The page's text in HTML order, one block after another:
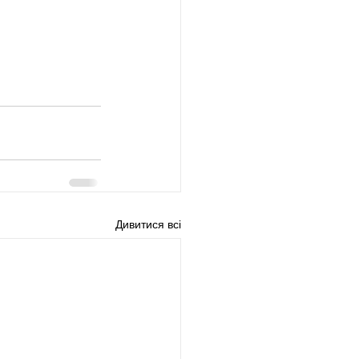
Дивитися всі